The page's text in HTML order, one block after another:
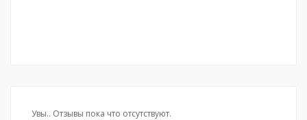
Увы.. Отзывы пока что отсутствуют.